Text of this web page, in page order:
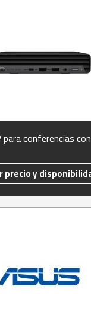
para conferencias
precio y